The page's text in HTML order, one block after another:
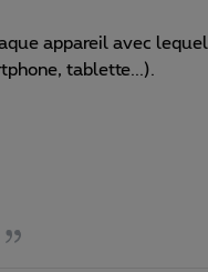
appareil avec
tablette...).